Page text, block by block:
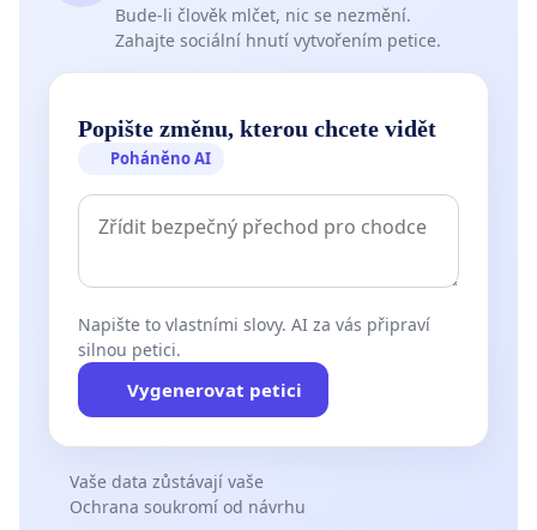
Bude-li člověk mlčet, nic se nezmění.
Zahajte sociální hnutí vytvořením petice.
Popište změnu, kterou chcete vidět
Poháněno AI
Napište to vlastními slovy. AI za vás připraví
silnou petici.
Vygenerovat petici
Vaše data zůstávají vaše
Ochrana soukromí od návrhu